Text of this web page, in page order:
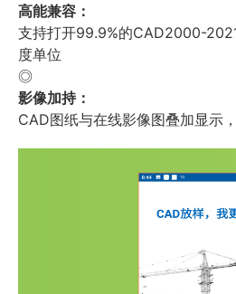
高能兼容：
支持打开99.9%的CAD2000-
度单位
◎
影像加持：
CAD图纸与在线影像图叠加显示